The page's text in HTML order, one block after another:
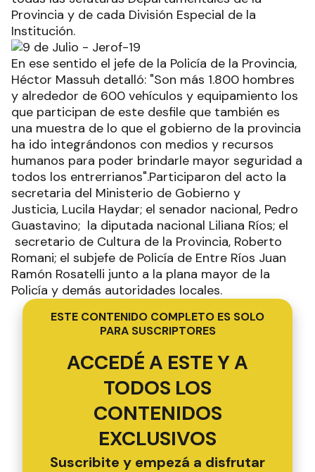
Provincia y de cada División Especial de la
Institución.
En ese sentido el jefe de la Policía de la Provincia,
Héctor Massuh detalló: "Son más 1.800 hombres
y alrededor de 600 vehículos y equipamiento los
que participan de este desfile que también es
una muestra de lo que el gobierno de la provincia
ha ido integrándonos con medios y recursos
humanos para poder brindarle mayor seguridad a
todos los entrerrianos".Participaron del acto la
secretaria del Ministerio de Gobierno y
Justicia, Lucila Haydar; el senador nacional, Pedro
Guastavino; la diputada nacional Liliana Ríos; el
secretario de Cultura de la Provincia, Roberto
Romani; el subjefe de Policía de Entre Ríos Juan
Ramón Rosatelli junto a la plana mayor de la
Policía y demás autoridades locales.
ESTE CONTENIDO COMPLETO ES SOLO
PARA SUSCRIPTORES
ACCEDÉ A ESTE Y A
TODOS LOS
CONTENIDOS
EXCLUSIVOS
Suscribite y empezá a disfrutar